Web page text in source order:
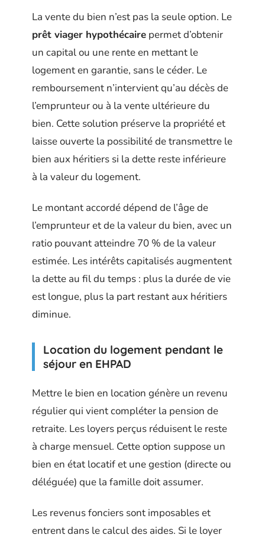
La vente du bien n’est pas la seule option. Le
prêt viager hypothécaire permet d’obtenir
un capital ou une rente en mettant le
logement en garantie, sans le céder. Le
remboursement n’intervient qu’au décès de
l’emprunteur ou à la vente ultérieure du
bien. Cette solution préserve la propriété et
laisse ouverte la possibilité de transmettre le
bien aux héritiers si la dette reste inférieure
à la valeur du logement.
Le montant accordé dépend de l’âge de
l’emprunteur et de la valeur du bien, avec un
ratio pouvant atteindre 70 % de la valeur
estimée. Les intérêts capitalisés augmentent
la dette au fil du temps : plus la durée de vie
est longue, plus la part restant aux héritiers
diminue.
Location du logement pendant le
séjour en EHPAD
Mettre le bien en location génère un revenu
régulier qui vient compléter la pension de
retraite. Les loyers perçus réduisent le reste
à charge mensuel. Cette option suppose un
bien en état locatif et une gestion (directe ou
déléguée) que la famille doit assumer.
Les revenus fonciers sont imposables et
entrent dans le calcul des aides. Si le loyer